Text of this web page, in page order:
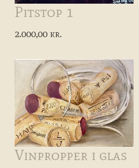
Pitstop 1
2.000,00 kr.
Vinpropper i glas